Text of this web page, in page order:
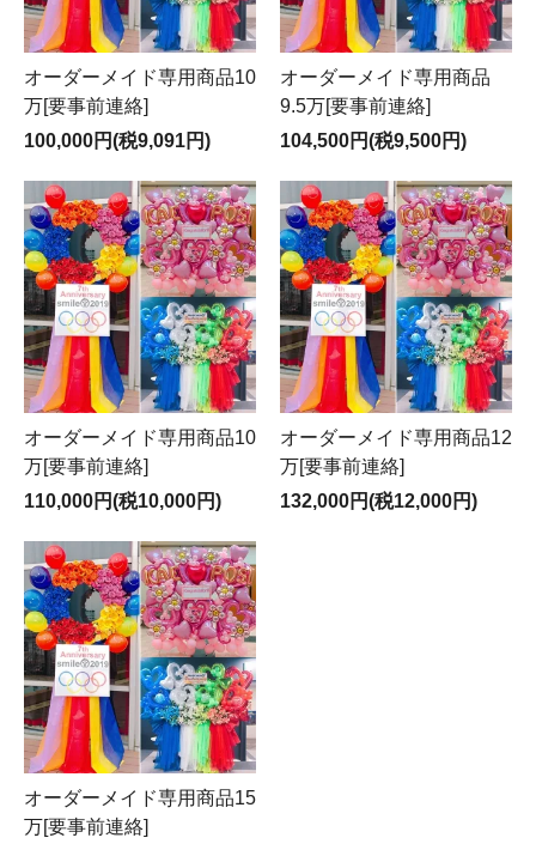
オーダーメイド専用商品10
万[要事前連絡]
100,000円(税9,091円)
オーダーメイド専用商品
9.5万[要事前連絡]
104,500円(税9,500円)
オーダーメイド専用商品10
万[要事前連絡]
110,000円(税10,000円)
オーダーメイド専用商品12
万[要事前連絡]
132,000円(税12,000円)
オーダーメイド専用商品15
万[要事前連絡]